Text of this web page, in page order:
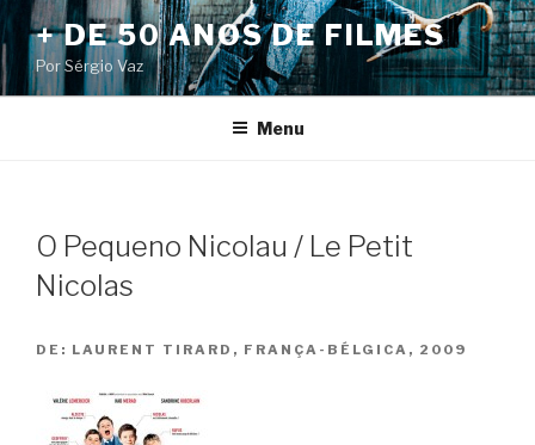
Pular
para
o
conteúdo
+ DE 50 ANOS DE FILMES
Por Sérgio Vaz
Menu
O Pequeno Nicolau / Le Petit
Nicolas
DE: LAURENT TIRARD, FRANÇA-BÉLGICA, 2009